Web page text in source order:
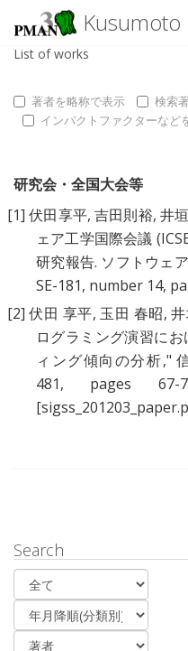
List of works
著者を略称で表示 検索
インパクトファクターなど
研究会・全国大会等
[1] 伏田享平,吉田則裕,井
ェア工学国際会議
研究報告. ソフトウェ
SE-181, number 14,
[2] 伏田 享平, 玉田 春昭,
ログラミング演習に
ィング傾向の分析,"
481, pages
Search